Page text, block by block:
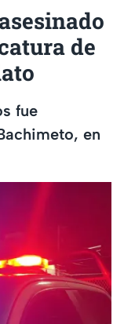
de
fue
en